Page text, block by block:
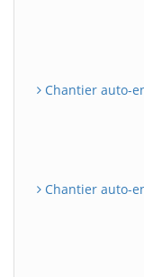
Chantier auto-
Chantier auto-